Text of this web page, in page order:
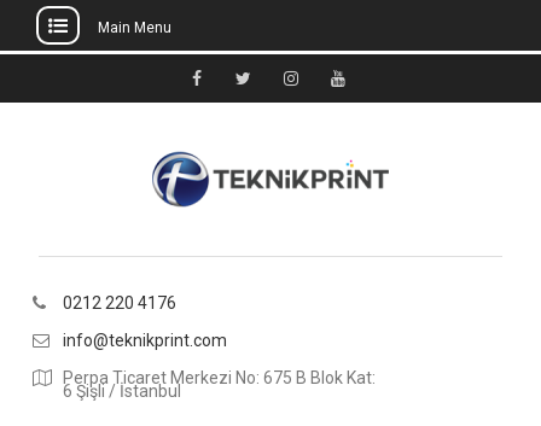
to
Main Menu
Facebook
TwitterInstagramYoutube
0212 220 4176
info@teknikprint.com
Perpa Ticaret Merkezi No: 675 B Blok Kat:
6 Şişli / İstanbul